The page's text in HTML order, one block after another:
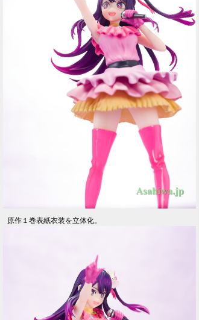
原作１巻表紙衣装を立体化。